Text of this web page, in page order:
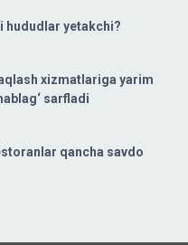
hududlar yetakchi?
xizmatlariga yarim
sarfladi
qancha savdo